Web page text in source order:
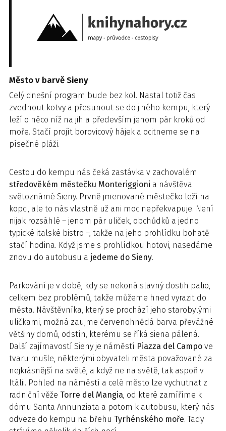
Město v barvě Sieny
Celý dnešní program bude bez kol. Nastal totiž čas
zvednout kotvy a přesunout se do jiného kempu, který
leží o něco níž na jih a především jenom pár kroků od
moře. Stačí projít borovicový hájek a ocitneme se na
písečné pláži.
Cestou do kempu nás čeká zastávka v zachovalém
středověkém městečku Monteriggioni a návštěva
světoznámé Sieny. Prvně jmenované městečko leží na
kopci, ale to nás vlastně už ani moc nepřekvapuje. Není
nijak rozsáhlé – jenom pár uliček, obchůdků a jedno
typické italské bistro –, takže na jeho prohlídku bohatě
stačí hodina. Když jsme s prohlídkou hotovi, nasedáme
znovu do autobusu a jedeme do Sieny.
Parkování je v době, kdy se nekoná slavný dostih palio,
celkem bez problémů, takže můžeme hned vyrazit do
města. Návštěvníka, který se prochází jeho starobylými
uličkami, možná zaujme červenohnědá barva převážné
většiny domů, odstín, kterému se říká siena pálená.
Další zajímavostí Sieny je náměstí Piazza del Campo ve
tvaru mušle, některými obyvateli města považované za
nejkrásnější na světě, a když ne na světě, tak aspoň v
Itálii. Pohled na náměstí a celé město lze vychutnat z
radniční věže Torre del Mangia, od které zamíříme k
dómu Santa Annunziata a potom k autobusu, který nás
odveze do kempu na břehu Tyrhénského moře. Tady